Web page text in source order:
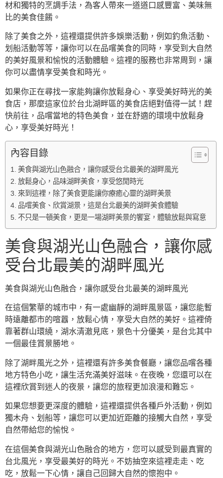
材和獨特的烹調手法，為客人帶來一道道口感豐富、美味無
比的美食佳餚。
除了美食之外，這裡還提供許多娛樂活動，例如釣魚活動、
划船活動等等，讓你可以在品嚐美食的同時，享受到大自然
的美好風景和愉悅的活動體驗。這裡的服務也非常周到，讓
你可以盡情享受美食和時光。
如果你正在尋找一家能夠讓你放鬆身心、享受美好時光的美
食店，那麼這家位於台北湖畔區的美食店絕對值得一試！趕
快前往，品嚐當地的特色美食，並在舒適的環境中放鬆身
心，享受美好時光！
內容目錄
美食與湖光山色融合，讓你感受台北最美的湖畔風光
放鬆身心，品味湖畔美食，享受悠閒時光
來到這裡，除了美食更能讓你療癒心靈的湖畔美景
品嚐美食、欣賞湖景，這是台北最美的湖畔美食體驗
不只是一頓美食，更是一場湖畔美景的饗宴，體驗放鬆與寫意
美食與湖光山色融合，讓你感
受台北最美的湖畔風光
美食與湖光山色融合，讓你感受台北最美的湖畔風光
在這個繁華的城市中，有一處幽靜的湖畔風景區，讓您能暫
時遠離都市的喧囂，放鬆心情，享受大自然的美好。這裡倚
靠著群山環繞，湖水清澈見底，景色十分優美，是台北其中
一個最佳賞景勝地。
除了湖畔風光之外，這裡還有許多美食餐廳，讓您品嚐各種
地方特色小吃，讓生活充滿美好滋味。在夜晚，您還可以在
這裡欣賞到迷人的夜景，讓您的旅程更加浪漫和難忘。
如果您想要更深度的體驗，這裡還提供各種戶外活動，例如
獨木舟、划船等，讓您可以更加近距離的接觸大自然，享受
自然帶給您的愉悅。
在這個美食與湖光山色融合的地方，您可以感受到最真實的
台北風光，享受最美好的時光。不妨抽空來這裡走走、吃
吃，放鬆一下心情，讓自己回歸大自然的懷抱中。